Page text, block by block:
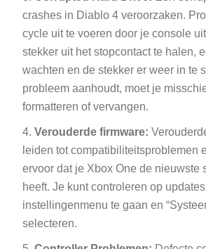
crashes in Diablo 4 veroorzaken.
cycle uit te voeren door je console
stekker uit het stopcontact te halen,
wachten en de stekker er weer in te
probleem aanhoudt, moet je
formatteren of vervangen.
Verouderde firmware:
leiden tot compatibiliteitsproblemen
ervoor dat je Xbox One de nieuwste
heeft. Je kunt controleren op
instellingenmenu te gaan en
selecteren.